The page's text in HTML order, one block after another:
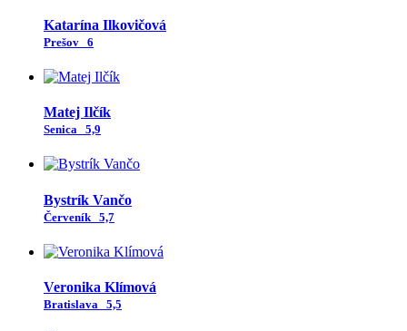
Katarína Ilkovičová
Prešov 6
Matej Ilčík
Senica 5,9
Bystrík Vančo
Červeník 5,7
Veronika Klímová
Bratislava 5,5